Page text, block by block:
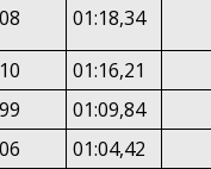
01:18,34
01:16,21
01:09,84
01:04,42